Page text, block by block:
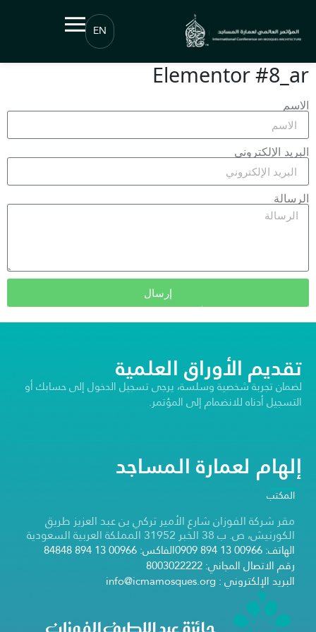
EN
Elementor #8_ar
الاسم
البريد الإلكتروني
الرسالة
إرسال
تقديم الأوراق العلمية
لضمان تجربة شخصية وسلسة، يرجى تسجيل الدخول إلى حسابك أو
التسجيل أدناه للانضمام إلى المؤتمر.
إلهام لعمارة المساجد
المكتب
مقر شركة الفوزان شارع الأمير تركي بن عبد العزيز طريق
الكورنيش، ص. ب 38 الخبر 31952 المملكة العربية السعودية
الهاتف: 00966 13 894 0909 الفاكس: 00966 13 894 84848
رقم الاتصال المجاني: 8003022222
البريد الإلكتروني : info@icmamosques.org